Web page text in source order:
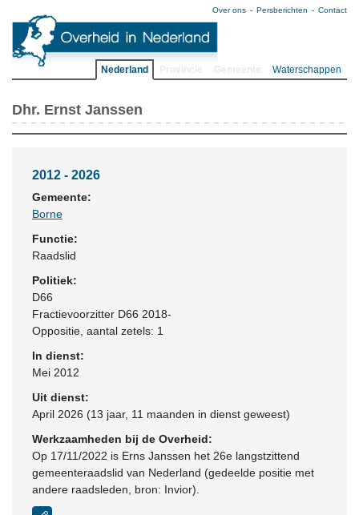
Over ons Persberichten Contact
Nederland Waterschappen
Dhr. Ernst Janssen
2012 - 2026
Gemeente:
Borne
Functie:
Raadslid
Politiek:
D66
Fractievoorzitter D66 2018-
Oppositie , aantal zetels: 1
In dienst:
Mei 2012
Uit dienst:
April 2026 (13 jaar, 11 maanden in dienst geweest)
Werkzaamheden bij de Overheid:
Op 17/11/2022 is Erns Janssen het 26e langstzittend
gemeenteraadslid van Nederland (gedeelde positie met
andere raadsleden, bron: Invior).